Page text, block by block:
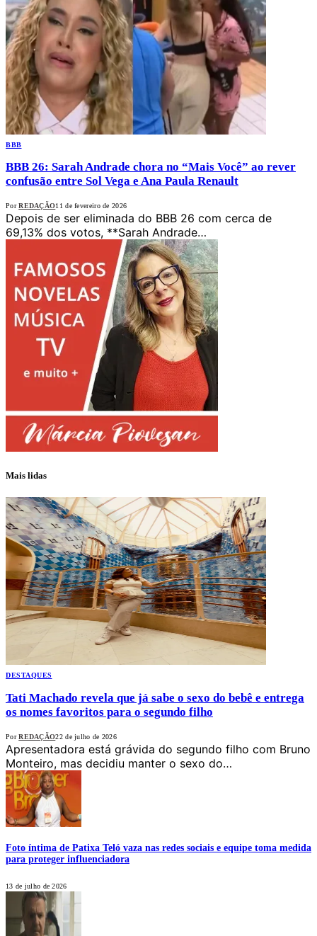
BBB
BBB 26: Sarah Andrade chora no “Mais Você” ao rever
confusão entre Sol Vega e Ana Paula Renault
Por REDAÇÃO11 de fevereiro de 2026
Depois de ser eliminada do BBB 26 com cerca de
69,13% dos votos, **Sarah Andrade…
Mais lidas
DESTAQUES
Tati Machado revela que já sabe o sexo do bebê e entrega
os nomes favoritos para o segundo filho
Por REDAÇÃO22 de julho de 2026
Apresentadora está grávida do segundo filho com Bruno
Monteiro, mas decidiu manter o sexo do…
Foto íntima de Patixa Teló vaza nas redes sociais e equipe toma medida
para proteger influenciadora
13 de julho de 2026